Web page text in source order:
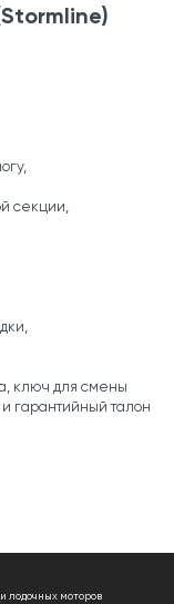
секции,
ключ для смены
гарантийный талон
лодочных моторов